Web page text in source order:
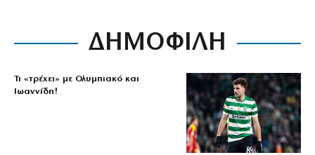
ΔΗΜΟΦΙΛΗ
Τι «τρέχει» με Ολυμπιακό και
Ιωαννίδη!